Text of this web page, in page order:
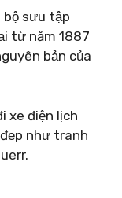
bộ sưu tập
từ năm 1887
bản của
xe điện lịch
như tranh